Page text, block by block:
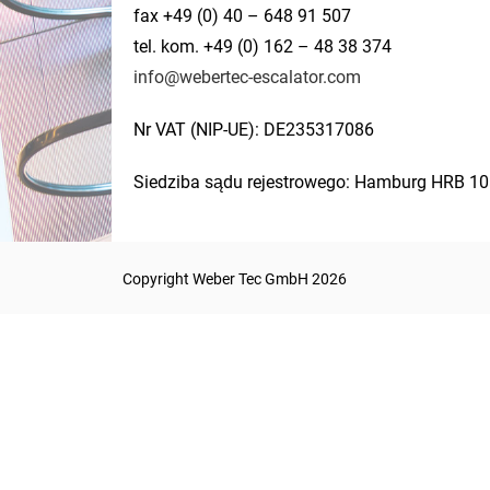
fax +49 (0) 40 – 648 91 507
tel. kom. +49 (0) 162 – 48 38 374
info@webertec-escalator.com
Nr VAT (NIP-UE): DE235317086
Siedziba sądu rejestrowego: Hamburg HRB
Copyright Weber Tec GmbH 2026